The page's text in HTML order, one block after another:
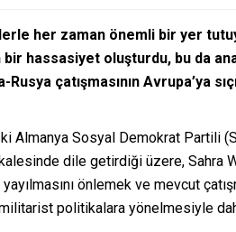
her zaman önemli bir yer
hassasiyet oluşturdu, bu da
çatışmasının Avrupa’ya
Almanya Sosyal Demokrat Partili
dile getirdiği üzere, Sahra
önlemek ve mevcut
politikalara yönelmesiyle